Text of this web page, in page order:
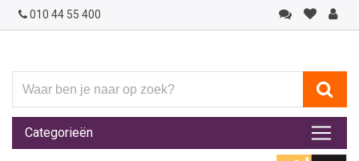
010 44 55 400
ben
je
naar
op
Categorieën